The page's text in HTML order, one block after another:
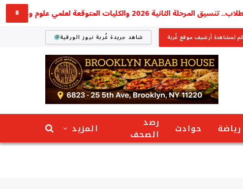
الثانية 2026 والكليات المتوقعة لعلمي علوم ورياضة وأدبي ⏸
لمشاهدة أرشيف موقع غُربة شاهد جريدة غُربة نيوز الورقية
رياضة حوادث
رصد
الصحف
المزيد